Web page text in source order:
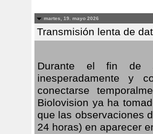
martes, 19. mayo 2026
Transmisión lenta de
Durante el fin de
inesperadamente y
conectarse
Biolovision ya ha
que las observaciones
24 horas) en aparecer